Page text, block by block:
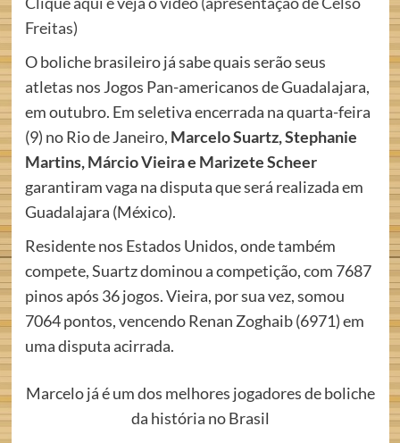
Freitas)
O boliche brasileiro já sabe quais serão seus
atletas nos Jogos Pan-americanos de Guadalajara,
em outubro. Em seletiva encerrada na quarta-feira
(9) no Rio de Janeiro, Marcelo Suartz, Stephanie
Martins, Márcio Vieira e Marizete Scheer
garantiram vaga na disputa que será realizada em
Guadalajara (México).
Residente nos Estados Unidos, onde também
compete, Suartz dominou a competição, com 7687
pinos após 36 jogos. Vieira, por sua vez, somou
7064 pontos, vencendo Renan Zoghaib (6971) em
uma disputa acirrada.
Marcelo já é um dos melhores jogadores de boliche
da história no Brasil